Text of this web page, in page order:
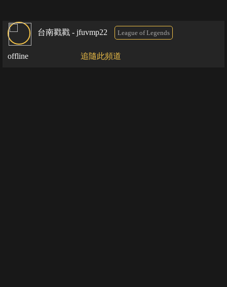
台南戳戳 - jfuvmp22 League of Legends
offline 追隨此頻道